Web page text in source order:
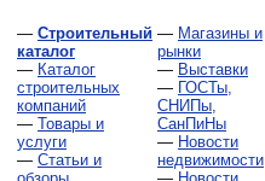
— Строительный
каталог
— Каталог
строительных
компаний
— Товары и
услуги
— Статьи и
— Магазины и
рынки
— Выставки
— ГОСТы,
СНИПы,
СанПиНы
— Новости
недвижимости